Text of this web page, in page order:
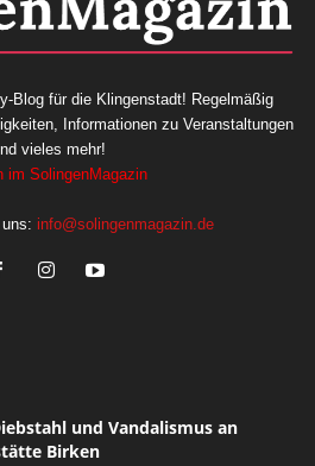
Blog für die Klingenstadt! Regelmäßig
Informationen zu Veranstaltungen
vieles mehr!
im SolingenMagazin
info@solingenmagazin.de
und Vandalismus an
Birken